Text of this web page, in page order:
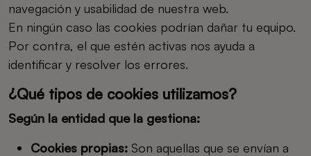
navegación y usabilidad de nuestra web.
En ningún caso las cookies podrían dañar tu equipo.
Por contra, el que estén activas nos ayuda a
identificar y resolver los errores.
¿Qué tipos de cookies utilizamos?
Según la entidad que la gestiona:
Cookies propias: Son aquellas que se envían a